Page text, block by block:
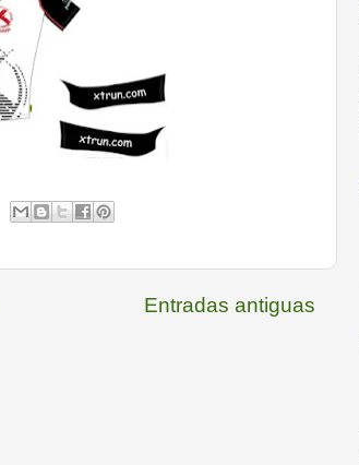
Entradas antiguas